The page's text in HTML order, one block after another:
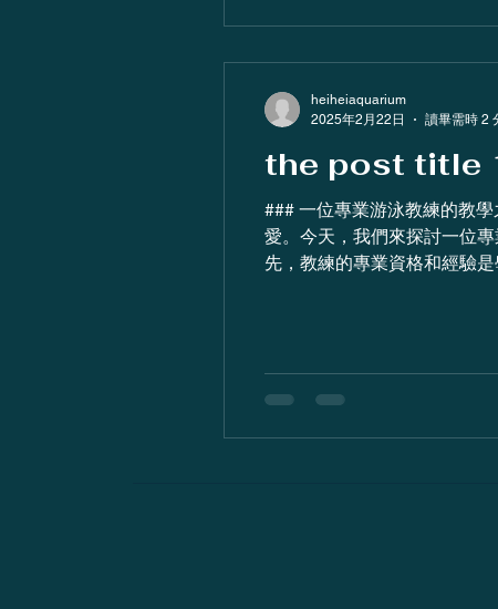
the post title
### 一位專業游泳教練的教學之道 在香港的泳池中，游泳教練的角色不僅僅是教授技巧，更是培養學生
愛。今天，我們來探討一位專
先，教練的專業資格和經驗
heiheiaquarium
2025年2月22日
讀畢需時 2